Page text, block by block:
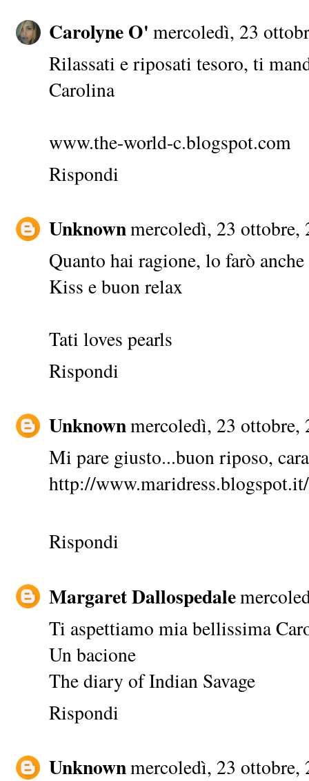
Carolyne O' mercoledì, 23
Rilassati e riposati tesoro, ti
Carolina
www.the-world-c.blogspot.com
Rispondi
Unknownmercoledì, 23 ottobre,
Quanto hai ragione, lo farò
Kiss e buon relax
Tati loves pearls
Rispondi
Unknownmercoledì, 23 ottobre,
Mi pare giusto...buon riposo,
http://www.maridress.blogspot.it/
Rispondi
Margaret Dallospedale
Ti aspettiamo mia bellissima
Un bacione
The diary of Indian Savage
Rispondi
Unknownmercoledì, 23 ottobre,